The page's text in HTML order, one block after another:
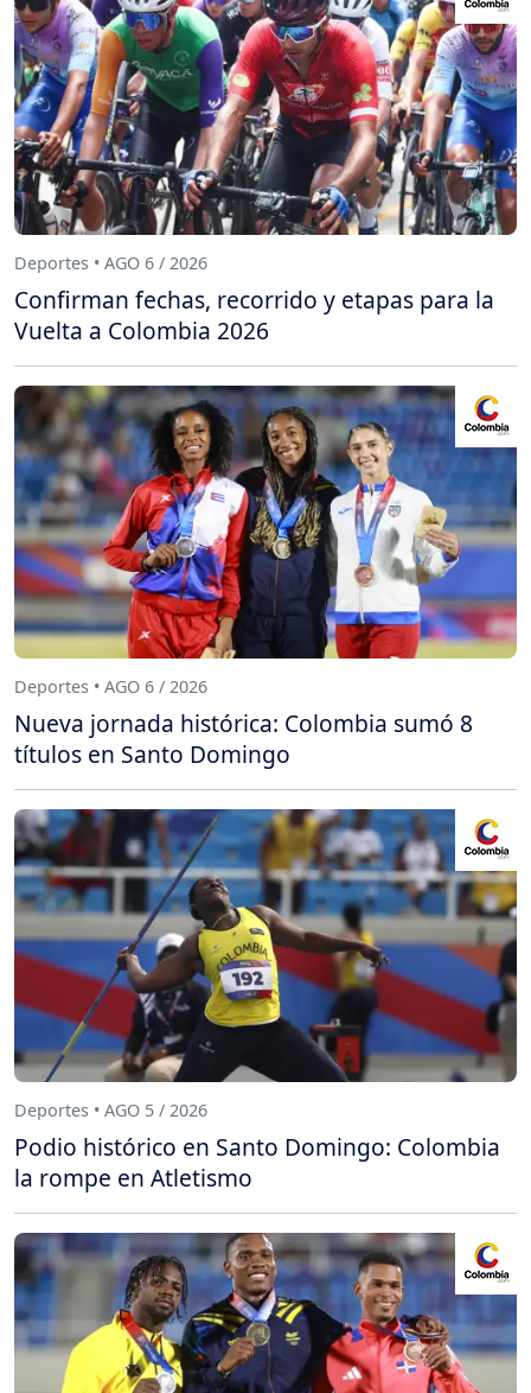
Deportes • AGO 6 / 2026
Confirman fechas, recorrido y etapas para la
Vuelta a Colombia 2026
Deportes • AGO 6 / 2026
Nueva jornada histórica: Colombia sumó 8
títulos en Santo Domingo
Deportes • AGO 5 / 2026
Podio histórico en Santo Domingo: Colombia
la rompe en Atletismo